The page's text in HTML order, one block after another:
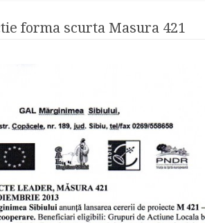
forma scurta Masura 421